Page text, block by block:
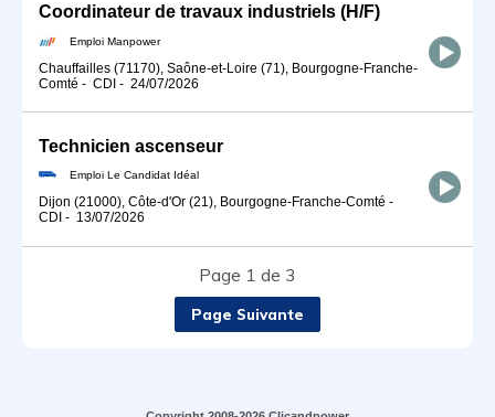
Coordinateur de travaux industriels (H/F)
Emploi Manpower
Chauffailles (71170), Saône-et-Loire (71), Bourgogne-Franche-
Comté - CDI - 24/07/2026
Technicien ascenseur
Emploi Le Candidat Idéal
Dijon (21000), Côte-d'Or (21), Bourgogne-Franche-Comté -
CDI - 13/07/2026
Page 1 de 3
Page Suivante